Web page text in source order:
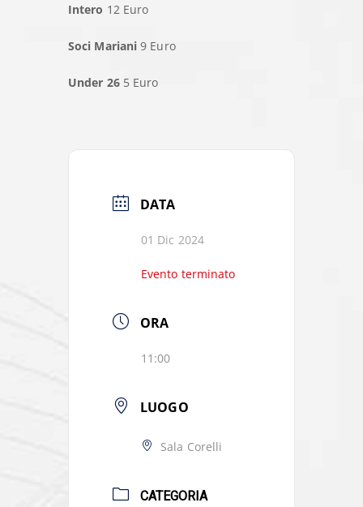
Intero 12 Euro
Soci Mariani 9 Euro
Under 265 Euro
DATA
01 Dic 2024
Evento terminato
ORA
11:00
LUOGO
Sala Corelli
CATEGORIA